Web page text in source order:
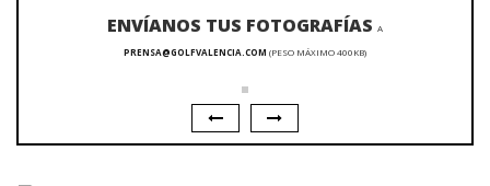
ENVÍANOS TUS FOTOGRAFÍAS A
PRENSA@GOLFVALENCIA.COM (PESO MÁXIMO 400KB)